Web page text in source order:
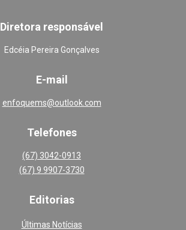
Diretora responsável
Edcéia Pereira Gonçalves
E-mail
enfoquems@outlook.com
Telefones
(67) 3042-0913
(67) 9 9907-3730
Editorias
Últimas Notícias